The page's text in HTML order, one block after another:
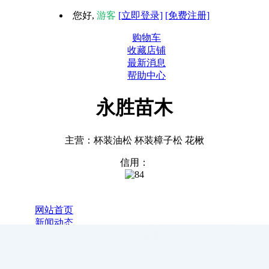
您好, 游客 [立即登录] [免费注册]
购物车
收藏店铺
最新消息
帮助中心
永胜苗木
主营：杯装油松 杯装樟子松 花楸
信用：
网站首页
新闻动态